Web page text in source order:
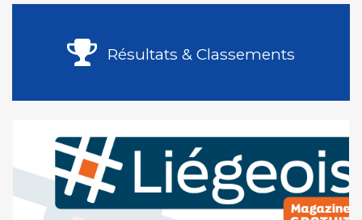
Résultats & Classements